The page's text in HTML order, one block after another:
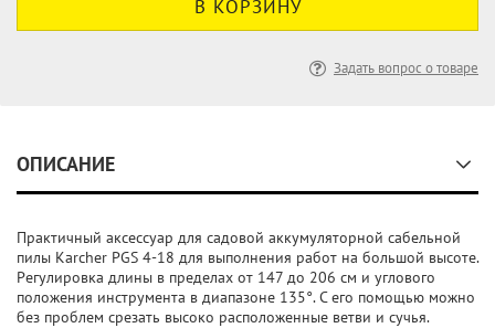
Задать вопрос о товаре
ОПИСАНИЕ
Практичный аксессуар для садовой аккумуляторной сабельной
пилы Karcher PGS 4-18 для выполнения работ на большой высоте.
Регулировка длины в пределах от 147 до 206 см и углового
положения инструмента в диапазоне 135°. С его помощью можно
без проблем срезать высоко расположенные ветви и сучья.